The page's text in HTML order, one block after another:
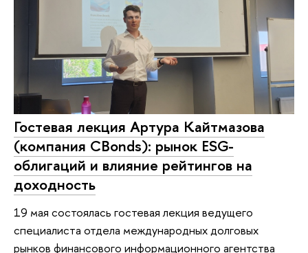
Гостевая лекция Артура Кайтмазова
(компания CBonds): рынок ESG-
облигаций и влияние рейтингов на
доходность
19 мая состоялась гостевая лекция ведущего
специалиста отдела международных долговых
рынков финансового информационного агентства